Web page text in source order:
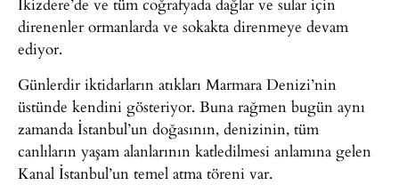
direnenler ormanlarda ve sokakta direnmeye devam
ediyor.
Günlerdir iktidarların atıkları Marmara Denizi’nin
üstünde kendini gösteriyor. Buna rağmen bugün aynı
zamanda İstanbul’un doğasının, denizinin, tüm
canlıların yaşam alanlarının katledilmesi anlamına gelen
Kanal İstanbul’un temel atma töreni var.